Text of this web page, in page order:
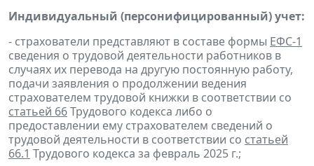
Индивидуальный (персонифицированный) учет:
- страхователи представляют в составе формы ЕФС-1
сведения о трудовой деятельности работников в
случаях их перевода на другую постоянную работу,
подачи заявления о продолжении ведения
страхователем трудовой книжки в соответствии со
статьей 66Трудового кодекса либо о
предоставлении ему страхователем сведений о
трудовой деятельности в соответствии со статьей
66.1 Трудового кодекса за февраль 2025 г.;